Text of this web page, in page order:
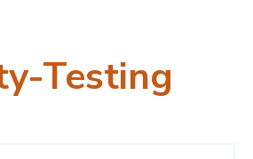
Testing